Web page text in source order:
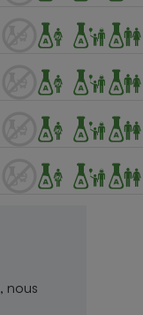
, nous